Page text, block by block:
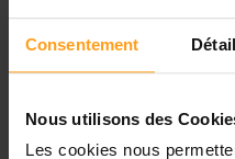
Consentement
Nous utilisons des
Les cookies nous